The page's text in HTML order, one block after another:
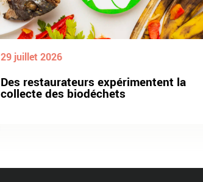
29 juillet 2026
Des restaurateurs expérimentent la
collecte des biodéchets